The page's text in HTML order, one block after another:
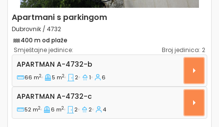
Apartmani s parkingom
Dubrovnik / 4732
400 m od plaže
Smještajne jedinice:
Broj jedinica: 2
Dvosobni apartman Dubrovnik A-4732-b
APARTMAN A-4732-b
66 m2 5 m2 2 1 6
Apartman A-4732-c
APARTMAN A-4732-c
52 m2 6 m2 2 2 4